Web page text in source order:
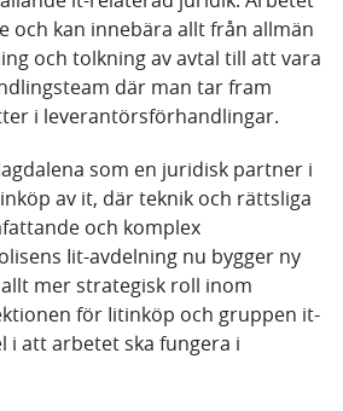
och kan innebära allt från allmän
och tolkning av avtal till att vara
där man tar fram
i leverantörsförhandlingar.
som en juridisk partner i
av it, där teknik och rättsliga
och komplex
Iit-avdelning nu bygger ny
mer strategisk roll inom
för Iitinköp och gruppen it-
i att arbetet ska fungera i